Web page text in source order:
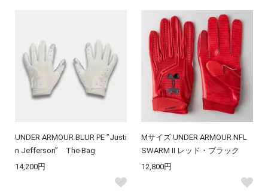
UNDER ARMOUR BLUR PE ”Justi
n Jefferson” The Bag
14,200円
Mサイズ UNDER ARMOUR NFL
SWARM II レッド・ブラック
12,800円